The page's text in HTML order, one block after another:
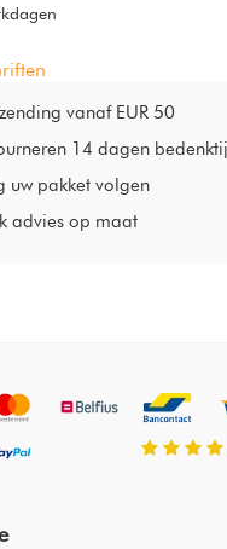
vanaf EUR 50
14 dagen
uw pakket volgen
advies op maat